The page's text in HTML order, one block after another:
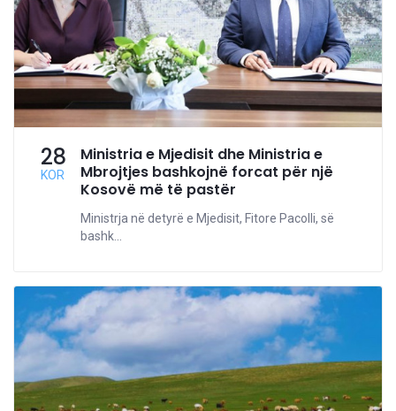
28
KOR
Ministria e Mjedisit dhe Ministria e
Mbrojtjes bashkojnë forcat për një
Kosovë më të pastër
Ministrja në detyrë e Mjedisit, Fitore Pacolli, së
bashk...